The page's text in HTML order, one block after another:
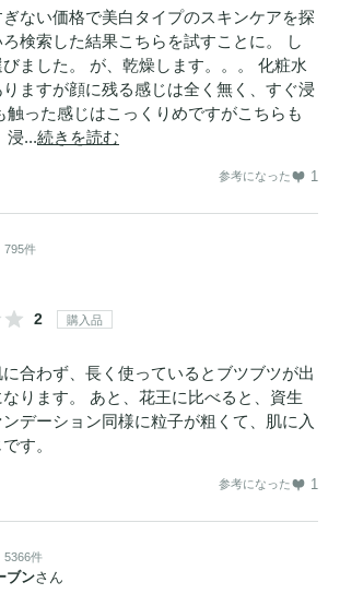
ない価格で美白タイプのスキンケアを探
検索した結果こちらを試すことに。 し
ました。 が、乾燥します。。。 化粧水
ますが顔に残る感じは全く無く、すぐ浸
触った感じはこっくりめですがこちらも
浸...続きを読む
参考になった 1
795件
2 購入品
合わず、長く使っているとブツブツが出
ります。 あと、花王に比べると、資生
デーション同様に粒子が粗くて、肌に入
す。
参考になった 1
5366件
ブンさん